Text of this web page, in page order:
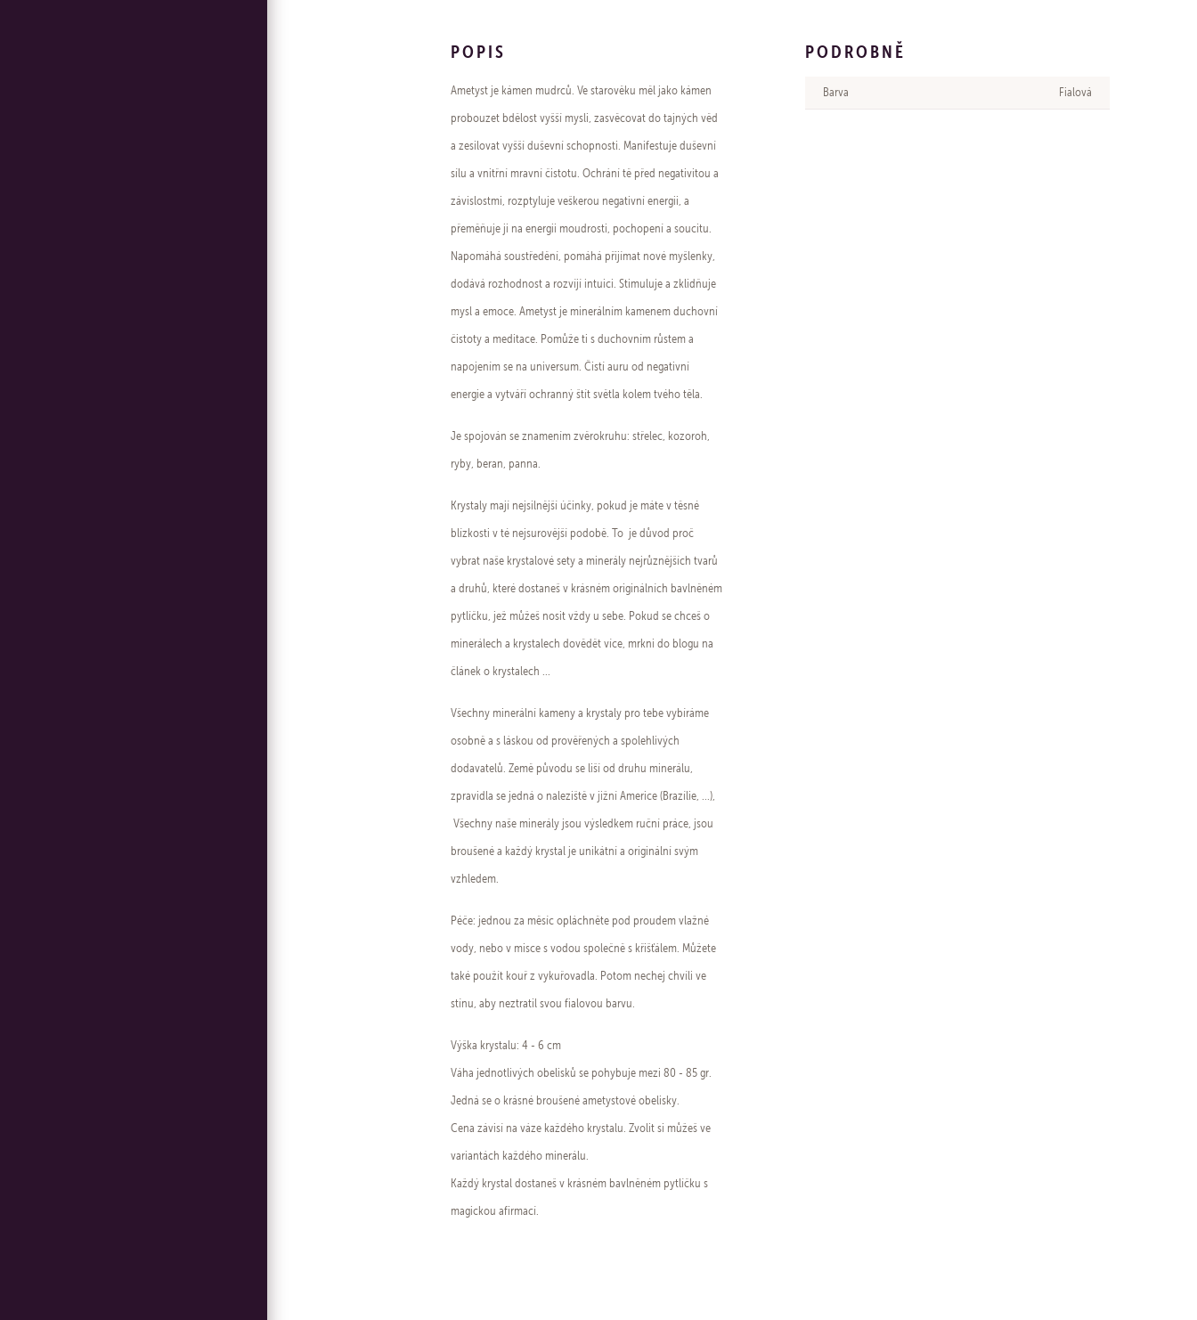
POPIS
Ametyst je kámen mudrců. Ve starověku měl jako kámen
probouzet bdělost vyšší mysli, zasvěcovat do tajných věd
a zesilovat vyšší duševní schopnosti. Manifestuje duševní
sílu a vnitřní mravní čistotu. Ochrání tě před negativitou a
závislostmi, rozptyluje veškerou negativní energii, a
přeměňuje ji na energii moudrosti, pochopení a soucitu.
Napomáhá soustředění, pomáhá přijímat nové myšlenky,
dodává rozhodnost a rozvíjí intuici. Stimuluje a zklidňuje
mysl a emoce. Ametyst je minerálním kamenem duchovní
čistoty a meditace. Pomůže ti s duchovním růstem a
napojením se na universum. Čistí auru od negativní
energie a vytváří ochranný štít světla kolem tvého těla.
Je spojován se znamením zvěrokruhu: střelec, kozoroh,
ryby, beran, panna.
Krystaly mají nejsilnější účinky, pokud je máte v těsné
blízkosti v té nejsurovější podobě. To je důvod proč
vybrat naše krystalové sety a minerály nejrůznějších tvarů
a druhů, které dostaneš v krásném originálních bavlněném
pytlíčku, jež můžeš nosit vždy u sebe. Pokud se chceš o
minerálech a krystalech dovědět více, mrkni do blogu na
článek o krystalech ...
Všechny minerální kameny a krystaly pro tebe vybíráme
osobně a s láskou od prověřených a spolehlivých
dodavatelů. Země původu se liší od druhu minerálu,
zpravidla se jedná o naleziště v jižní Americe (Brazílie, ...),
Všechny naše minerály jsou výsledkem ruční práce, jsou
broušené a každý krystal je unikátní a originální svým
vzhledem.
Péče: jednou za měsíc opláchněte pod proudem vlažné
vody, nebo v misce s vodou společně s křišťálem. Můžete
také použít kouř z vykuřovadla. Potom nechej chvíli ve
stínu, aby neztratil svou fialovou barvu.
Výška krystalu: 4 - 6 cm
Váha jednotlivých obelisků se pohybuje mezi 80 - 85 gr.
Jedná se o krásné broušené ametystové obelisky.
Cena závisí na váze každého krystalu. Zvolit si můžeš ve
variantách každého minerálu.
Každý krystal dostaneš v krásném bavlněném pytlíčku s
magickou afirmací.
PODROBNĚ
Barva Fialová